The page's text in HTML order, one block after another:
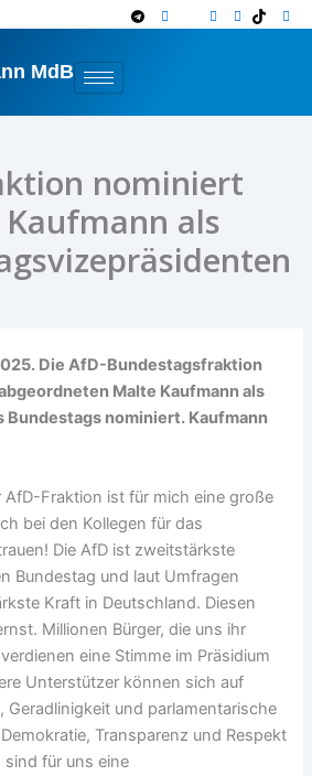
MdB
nominiert
als
Die AfD-Bundestagsfraktion
Malte Kaufmann als
Bundestags nominiert. Kaufmann
AfD-Fraktion ist für mich eine große
bei den Kollegen für das
Die AfD ist zweitstärkste
Bundestag und laut Umfragen
Kraft in Deutschland. Diesen
Millionen Bürger, die uns ihr
eine Stimme im Präsidium
Unterstützer können sich auf
Geradlinigkeit und parlamentarische
Transparenz und Respekt
sind für uns eine